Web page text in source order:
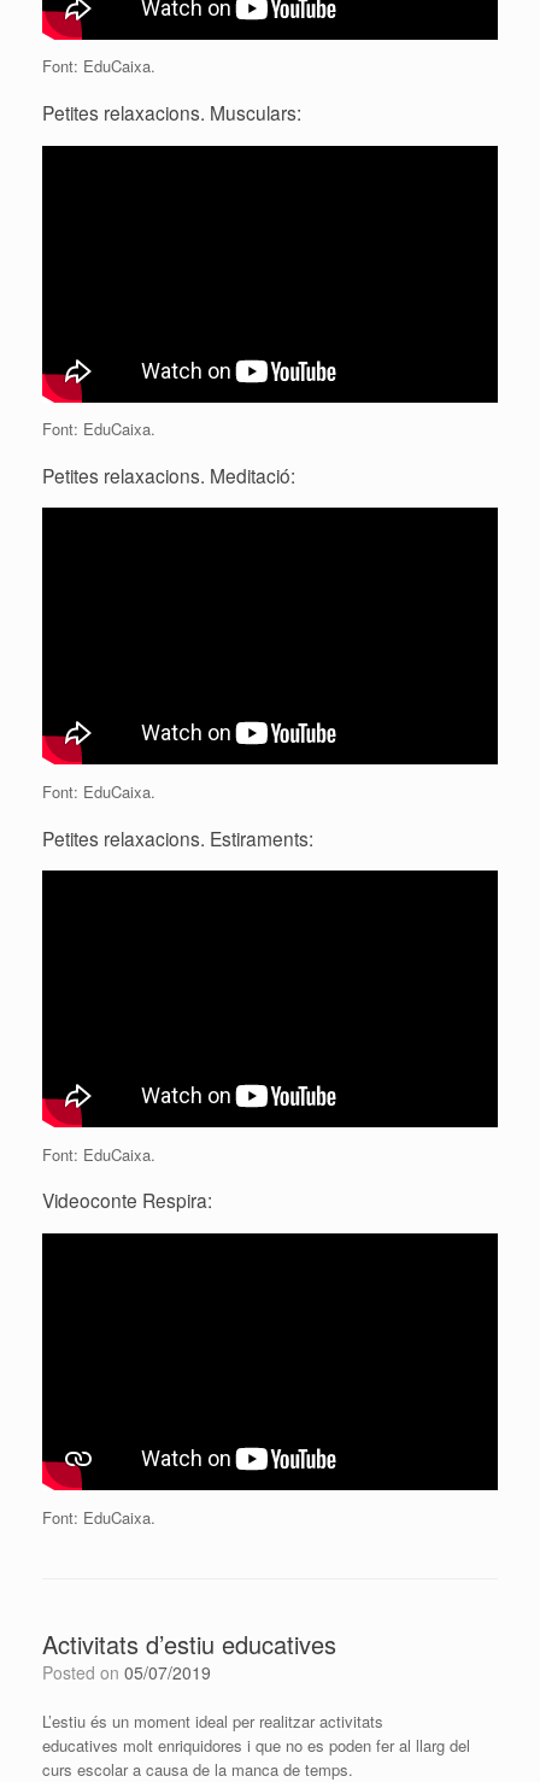
Font: EduCaixa.
Petites relaxacions. Musculars:
Font: EduCaixa.
Petites relaxacions. Meditació:
Font: EduCaixa.
Petites relaxacions. Estiraments:
Font: EduCaixa.
Videoconte Respira:
Font: EduCaixa.
Activitats d’estiu educatives
Posted on 05/07/2019
L’estiu és un moment ideal per realitzar activitats
educatives molt enriquidores i que no es poden fer al llarg del
curs escolar a causa de la manca de temps.